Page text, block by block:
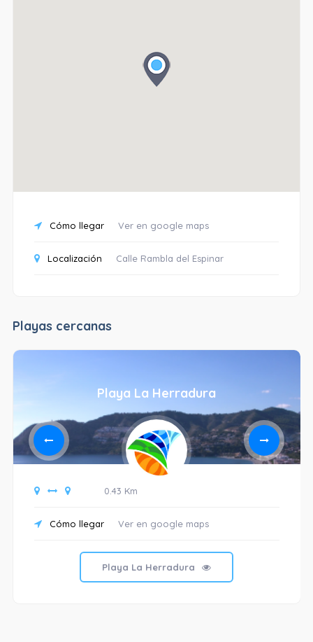
Cómo llegar Ver en google maps
Localización Calle Rambla del Espinar
Playas cercanas
Playa La Herradura
0.43 Km
Cómo llegar Ver en google maps
Playa La Herradura